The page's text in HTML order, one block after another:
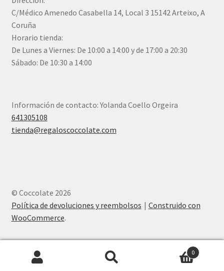
C/Médico Amenedo Casabella 14, Local 3 15142 Arteixo, A
Coruña
Horario tienda:
De Lunes a Viernes: De 10:00 a 14:00 y de 17:00 a 20:30
Sábado: De 10:30 a 14:00
Información de contacto: Yolanda Coello Orgeira
641305108
tienda@regaloscoccolate.com
© Coccolate 2026
Política de devoluciones y reembolsos
Construido con
WooCommerce.
0